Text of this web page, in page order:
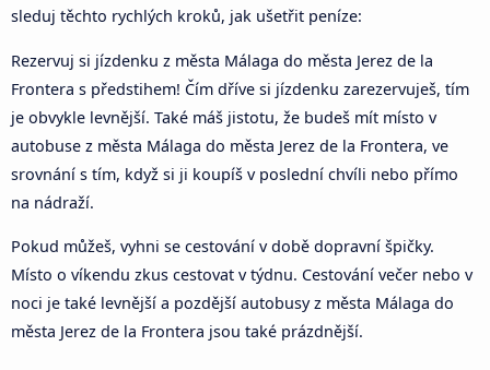
sleduj těchto rychlých kroků, jak ušetřit peníze:
Rezervuj si jízdenku z města Málaga do města Jerez de la
Frontera s předstihem! Čím dříve si jízdenku zarezervuješ, tím
je obvykle levnější. Také máš jistotu, že budeš mít místo v
autobuse z města Málaga do města Jerez de la Frontera, ve
srovnání s tím, když si ji koupíš v poslední chvíli nebo přímo
na nádraží.
Pokud můžeš, vyhni se cestování v době dopravní špičky.
Místo o víkendu zkus cestovat v týdnu. Cestování večer nebo v
noci je také levnější a pozdější autobusy z města Málaga do
města Jerez de la Frontera jsou také prázdnější.